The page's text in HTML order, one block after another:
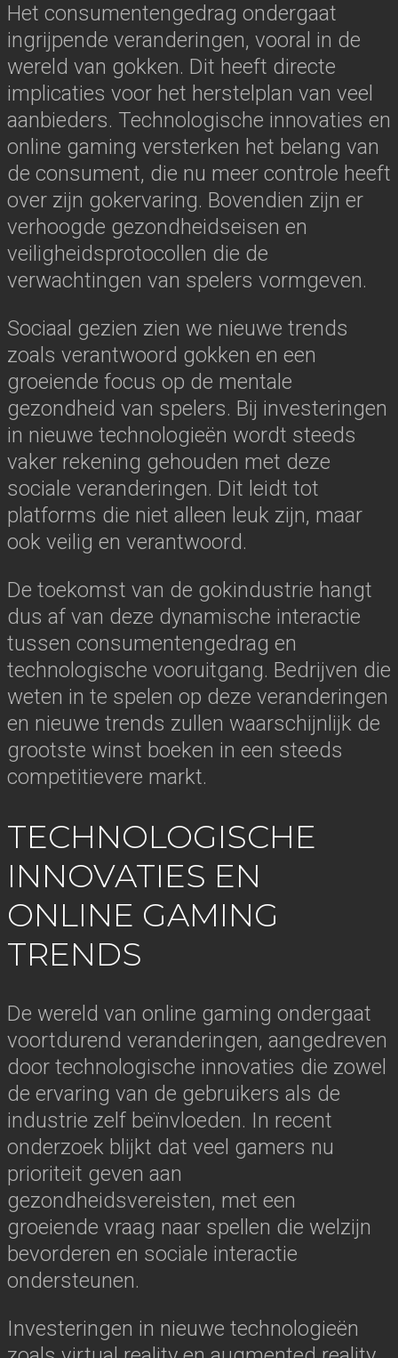
Het consumentengedrag ondergaat
ingrijpende veranderingen, vooral in de
wereld van gokken. Dit heeft directe
implicaties voor het herstelplan van veel
aanbieders. Technologische innovaties en
online gaming versterken het belang van
de consument, die nu meer controle heeft
over zijn gokervaring. Bovendien zijn er
verhoogde gezondheidseisen en
veiligheidsprotocollen die de
verwachtingen van spelers vormgeven.
Sociaal gezien zien we nieuwe trends
zoals verantwoord gokken en een
groeiende focus op de mentale
gezondheid van spelers. Bij investeringen
in nieuwe technologieën wordt steeds
vaker rekening gehouden met deze
sociale veranderingen. Dit leidt tot
platforms die niet alleen leuk zijn, maar
ook veilig en verantwoord.
De toekomst van de gokindustrie hangt
dus af van deze dynamische interactie
tussen consumentengedrag en
technologische vooruitgang. Bedrijven die
weten in te spelen op deze veranderingen
en nieuwe trends zullen waarschijnlijk de
grootste winst boeken in een steeds
competitievere markt.
TECHNOLOGISCHE
INNOVATIES EN
ONLINE GAMING
TRENDS
De wereld van online gaming ondergaat
voortdurend veranderingen, aangedreven
door technologische innovaties die zowel
de ervaring van de gebruikers als de
industrie zelf beïnvloeden. In recent
onderzoek blijkt dat veel gamers nu
prioriteit geven aan
gezondheidsvereisten, met een
groeiende vraag naar spellen die welzijn
bevorderen en sociale interactie
ondersteunen.
Investeringen in nieuwe technologieën